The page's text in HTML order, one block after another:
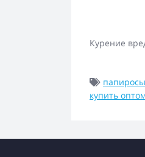
Курение
купить